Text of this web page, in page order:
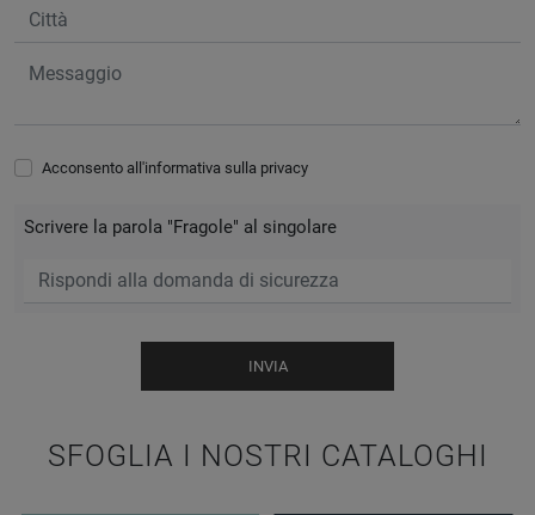
SFOGLIA I NOSTRI CATALOGHI
Acconsento all'informativa sulla privacy
Scrivere la parola "Fragole" al singolare
INVIA